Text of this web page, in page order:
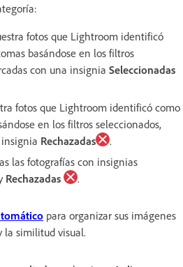
fotos que Lightroom identificó
basándose en los filtros
con una insignia Seleccionadas
fotos que Lightroom identificó como
en los filtros seleccionados,
Rechazadas
.
las fotografías con insignias
Rechazadas .
para organizar sus imágenes
la similitud visual.